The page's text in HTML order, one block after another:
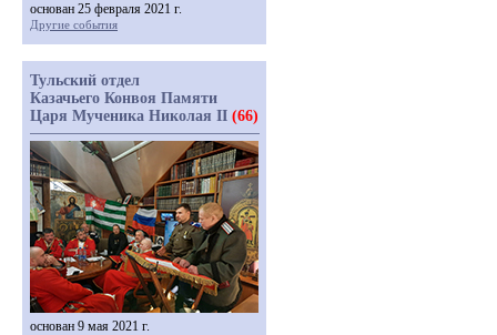
основан 25 февраля 2021 г.
Другие события
Тульский отдел
Казачьего Конвоя Памяти
Царя Мученика Николая II (66)
основан 9 мая 2021 г.